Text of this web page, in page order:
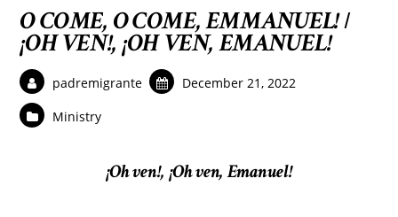
O COME, O COME, EMMANUEL!/
¡OH VEN!, ¡OH VEN, EMANUEL!
padremigrante December 21, 2022
Ministry
¡Oh ven!, ¡Oh ven, Emanuel!